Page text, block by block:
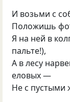
И возьми с
Положишь
Я на ней в
пальте!),
А в лесу
еловых —
Не с пустыми